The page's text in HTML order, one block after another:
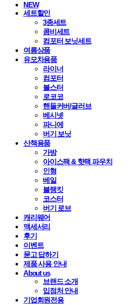
NEW
세트할인
3종세트
콤비세트
컴포터 보닛세트
여름상품
유모차용품
라이너
컴포터
볼스터
로코코
핸들커버/글러브
베시넷
파니에
버기 보닛
산책용품
가방
아이스팩 & 핫팩 파우치
인형
베일
블랭킷
코스터
버기 로브
캐리웨어
액세서리
후기
이벤트
묻고 답하기
제품 사용 안내
About us
브랜드 소개
입점처 안내
기업회원전용